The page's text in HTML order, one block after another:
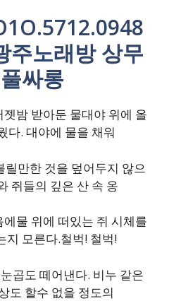
주노래방 상무
싸롱
밤 받아둔 물대야 위에 올
다. 대야에 물을 채워
릴만한 것을 덮어두지 않으
쥐들의 깊은 산 속 옹
물 위에 떠있는 쥐 시체를
지 모른다.철벅! 철벅!
곱도 떼어낸다. 비누 같은
도 할수 없을 정도의